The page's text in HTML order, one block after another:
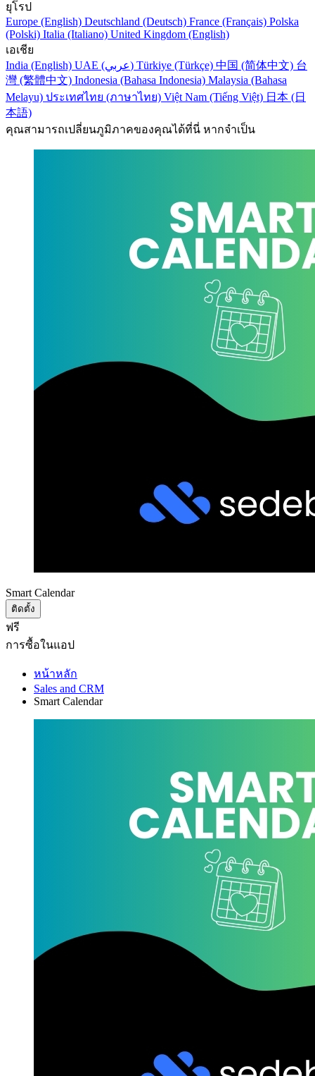
ยุโรป
Europe (English) Deutschland (Deutsch) France (Français) Polska
(Polski) Italia (Italiano) United Kingdom (English)
เอเชีย
India (English)
UAE (عربي) Türkiye (Türkçe) 中国 (简体中文) 台
灣 (繁體中文) Indonesia (Bahasa Indonesia) Malaysia (Bahasa
Melayu) ประเทศไทย (ภาษาไทย) Việt Nam (Tiếng Việt) 日本 (日
本語)
คุณสามารถเปลี่ยนภูมิภาคของคุณได้ที่นี่ หากจำเป็น
Smart Calendar
ติดตั้ง
ฟรี
การซื้อในแอป
หน้าหลัก
Sales and CRM
Smart Calendar